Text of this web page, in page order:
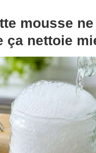
mousse
ça nettoie